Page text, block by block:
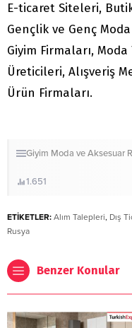
E-ticaret Siteleri,
Gençlik ve Genç
Giyim Firmaları, Moda
Üreticileri, Alışveriş
Ürün Firmaları.
Giyim Moda ve Aksesuar
1.651
ETİKETLER: Alım Talepleri, Dış
Rusya
Benzer Konular